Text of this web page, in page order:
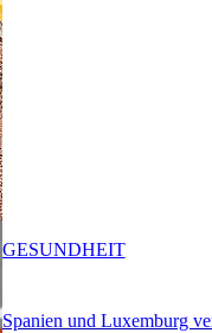
Spanien und Luxemburg
GESUNDHEIT